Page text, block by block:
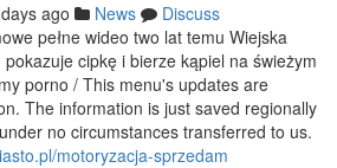
ago News
Discuss
pełne wideo two lat temu Wiejska
cipkę i bierze kąpiel na świeżym
porno / This menu's updates are
The information is just saved regionally
no circumstances transferred to us.
motoryzacja-sprzedam